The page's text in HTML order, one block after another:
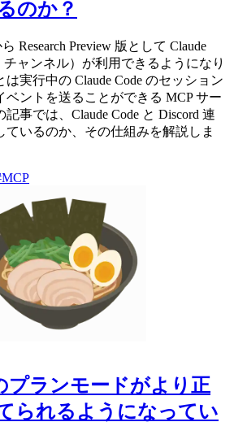
のか？
Research Preview 版として Claude
チャンネル）が利用できるようになり
実行中の Claude Code のセッション
ベントを送ることができる MCP サー
事では、Claude Code と Discord 連
ているのか、その仕組みを解説しま
プランモードがより正
られるようになってい